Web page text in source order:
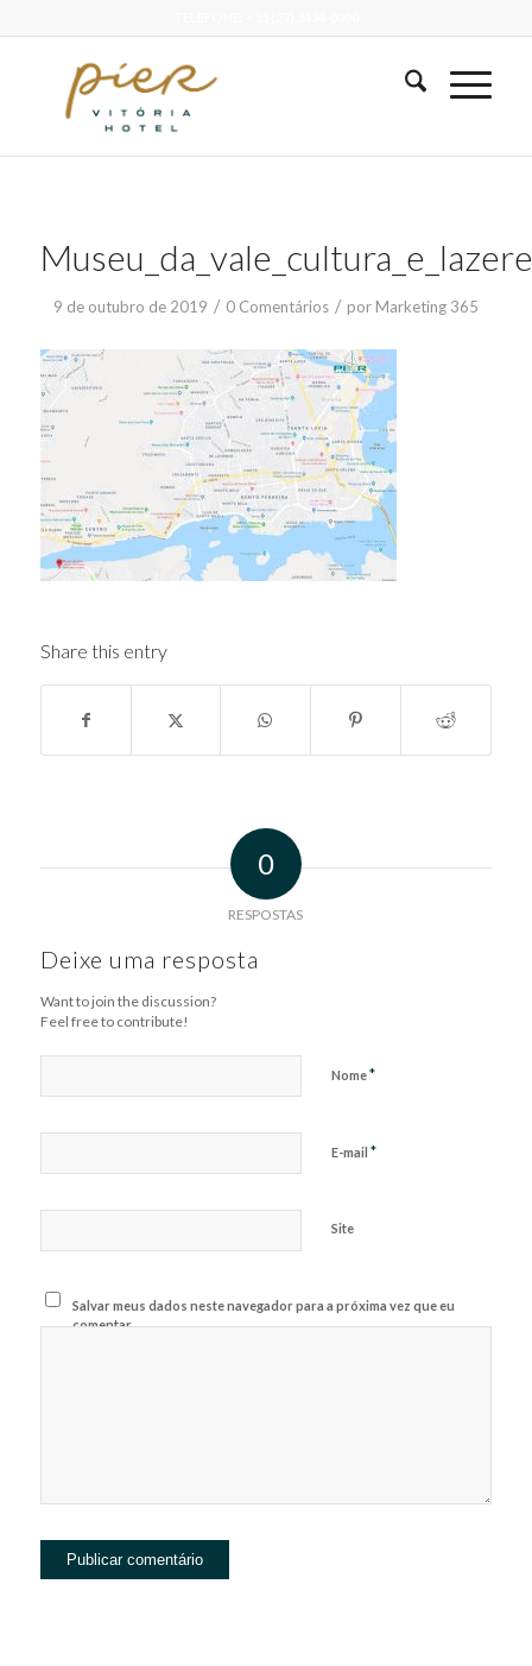
9 de outubro de 2019 / 0 Comentários / por Marketing 365
Share this entry
0
RESPOSTAS
Deixe uma resposta
Want to join the discussion?
Feel free to contribute!
Nome*
E-mail *
Site
Salvar meus dados neste navegador para a próxima vez que eu
comentar.